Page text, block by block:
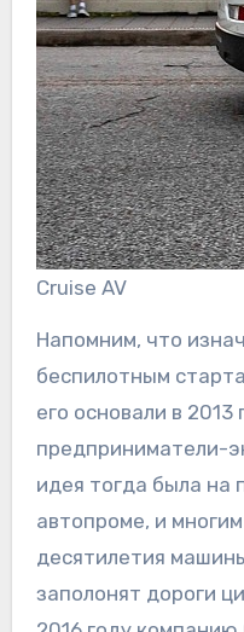
Cruise AV
Напомним, что
беспилотным
его основали в
предприниматели-
идея тогда была на
автопроме, и
десятилетия
заполонят дороги